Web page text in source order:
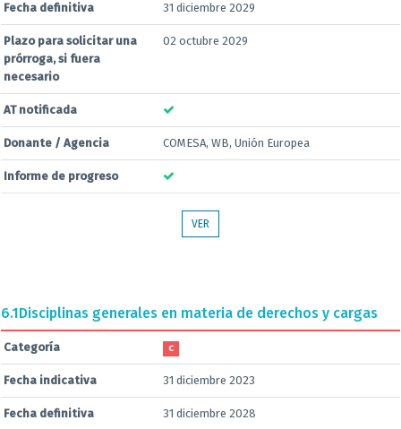
Fecha definitiva 31 diciembre 2029
Plazo para solicitar una
prórroga, si fuera
necesario
02 octubre 2029
AT notificada
Donante / Agencia COMESA, WB, Unión Europea
Informe de progreso
VER
6.1Disciplinas generales en materia de derechos y cargas
Categoría C
Fecha indicativa 31 diciembre 2023
Fecha definitiva 31 diciembre 2028